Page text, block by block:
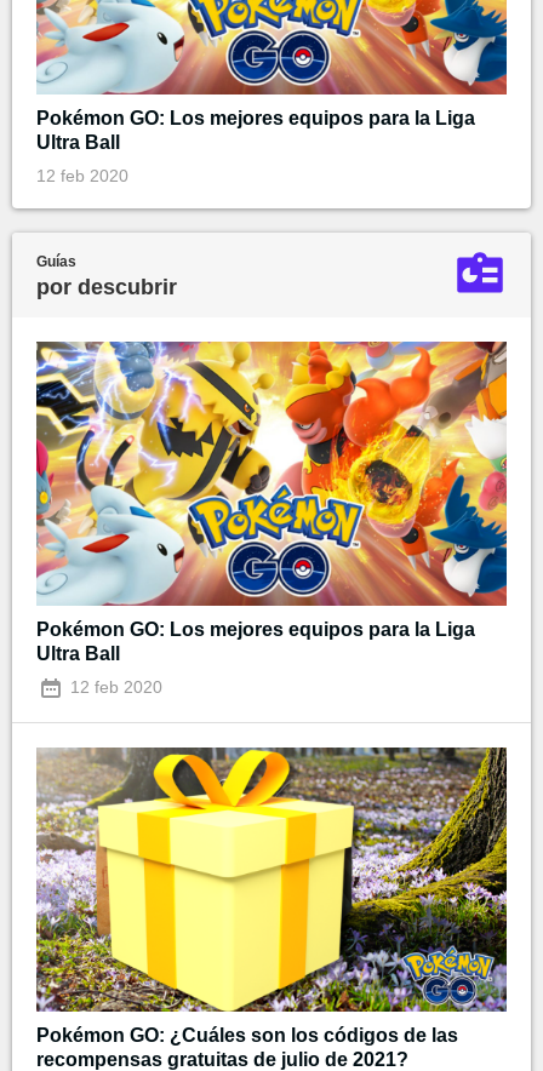
Pokémon GO: Los mejores equipos para la Liga
Ultra Ball
12 feb 2020
Guías
por descubrir
Pokémon GO: Los mejores equipos para la Liga
Ultra Ball
12 feb 2020
Pokémon GO: ¿Cuáles son los códigos de las
recompensas gratuitas de julio de 2021?